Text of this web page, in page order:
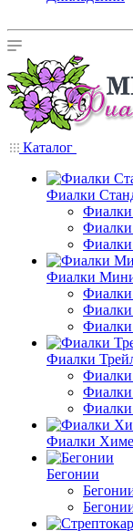
Каталог
Фиалки
Фиалки
Фиалки
Фиалки
Фиалки
Фиалки
Фиалки
Фиалки
Фиалки
Фиалки
Бегонии